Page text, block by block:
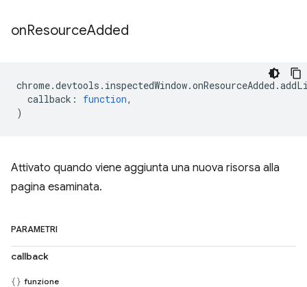
onResourceAdded
chrome.devtools . inspectedWindow.onResourceAdded .
callback : function,
)
Attivato quando viene aggiunta una nuova risorsa alla
pagina esaminata.
PARAMETRI
callback
funzione